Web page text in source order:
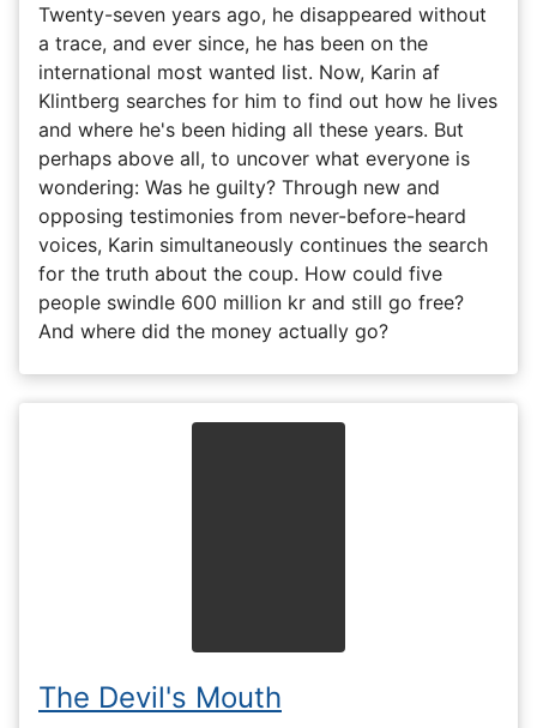
Twenty-seven years ago, he disappeared without
a trace, and ever since, he has been on the
international most wanted list. Now, Karin af
Klintberg searches for him to find out how he lives
and where he's been hiding all these years. But
perhaps above all, to uncover what everyone is
wondering: Was he guilty? Through new and
opposing testimonies from never-before-heard
voices, Karin simultaneously continues the search
for the truth about the coup. How could five
people swindle 600 million kr and still go free?
And where did the money actually go?
The Devil's Mouth